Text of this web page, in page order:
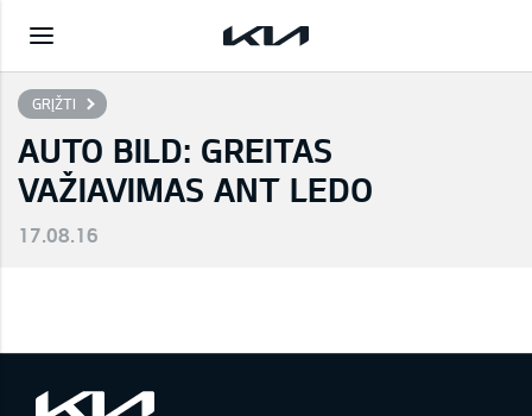
GRĮŽTI
AUTO BILD: GREITAS
VAŽIAVIMAS ANT LEDO
17.08.16